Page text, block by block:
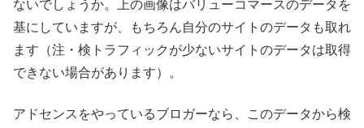
ないでしょうか。上の画像はバリューコマースのデータを
基にしていますが、もちろん自分のサイトのデータも取れ
ます（注・検トラフィックが少ないサイトのデータは取得
できない場合があります）。
アドセンスをやっているブロガーなら、このデータから検